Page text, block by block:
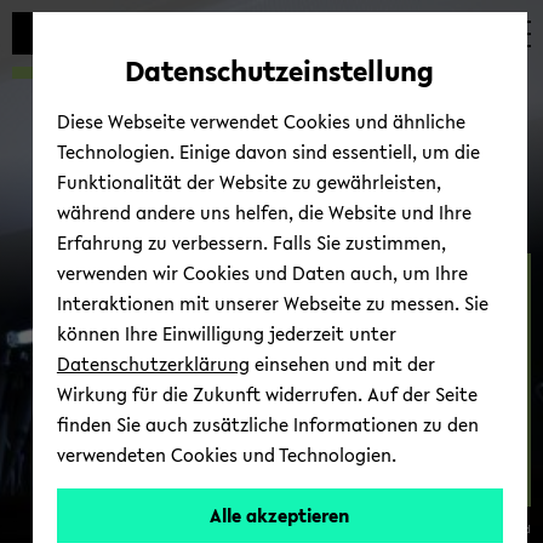
avoid
content
zum
wechseln
zum
wechseln
zum
wechseln
Cell Bi­ol­ogy
© Uni­ver­sität Biele­feld
Datenschutzeinstellung
Diese Webseite verwendet Cookies und ähnliche
Technologien. Einige davon sind essentiell, um die
Funktionalität der Website zu gewährleisten,
während andere uns helfen, die Website und Ihre
Erfahrung zu verbessern. Falls Sie zustimmen,
verwenden wir Cookies und Daten auch, um Ihre
Interaktionen mit unserer Webseite zu messen. Sie
können Ihre Einwilligung jederzeit unter
Datenschutzerklärung einsehen und mit der
Wirkung für die Zukunft widerrufen. Auf der Seite
finden Sie auch zusätzliche Informationen zu den
verwendeten Cookies und Technologien.
Alle akzeptieren